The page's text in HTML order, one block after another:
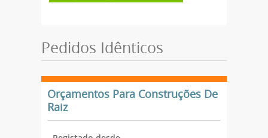
Pedidos Idênticos
Orçamentos Para Construções De
Raiz